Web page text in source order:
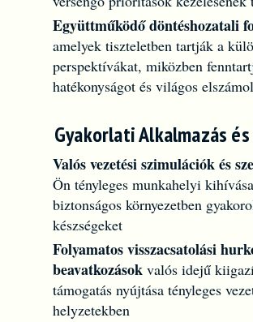
Együttműködő döntéshozatali
amelyek tiszteletben tartják a
perspektívákat, miközben
hatékonyságot és világos
Gyakorlati Alkalmazás
Valós vezetési szimulációk és
Ön tényleges munkahelyi
biztonságos környezetben
készségeket
Folyamatos visszacsatolási
beavatkozásokvalós idejű
támogatás nyújtása tényleges
helyzetekben